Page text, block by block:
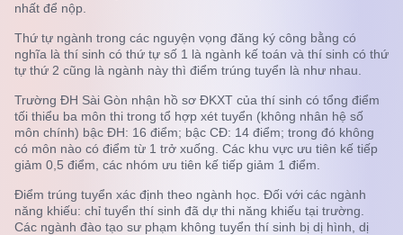
nhất để nộp.
Thứ tự ngành trong các nguyện vọng đăng ký công bằng có
nghĩa là thí sinh có thứ tự số 1 là ngành kế toán và thí sinh có thứ
tự thứ 2 cũng là ngành này thì điểm trúng tuyển là như nhau.
Trường ĐH Sài Gòn nhận hồ sơ ĐKXT của thí sinh có tổng điểm
tối thiểu ba môn thi trong tổ hợp xét tuyển (không nhân hệ số
môn chính) bậc ĐH: 16 điểm; bậc CĐ: 14 điểm; trong đó không
có môn nào có điểm từ 1 trở xuống. Các khu vực ưu tiên kế tiếp
giảm 0,5 điểm, các nhóm ưu tiên kế tiếp giảm 1 điểm.
Điểm trúng tuyển xác định theo ngành học. Đối với các ngành
năng khiếu: chỉ tuyển thí sinh đã dự thi năng khiếu tại trường.
Các ngành đào tạo sư phạm không tuyển thí sinh bị dị hình, dị